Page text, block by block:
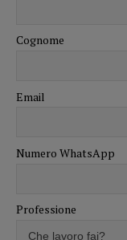
Cognome
Email
Numero WhatsApp
Professione